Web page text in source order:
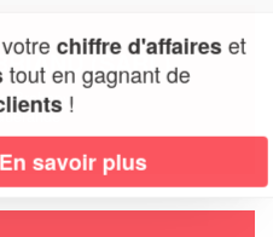
(SARL)
Brehany
chiffre d'affaireset
tout en gagnant de
!
En savoir plus